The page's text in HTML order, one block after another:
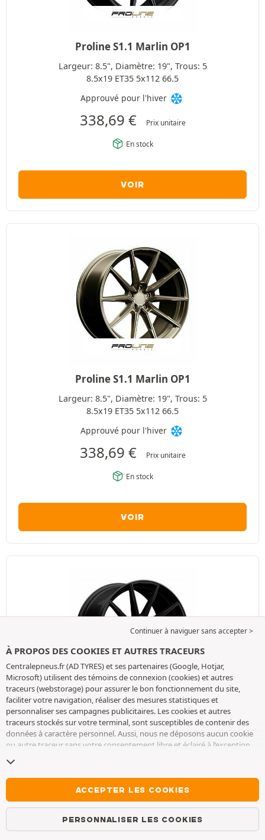
Proline S1.1 Marlin OP1
Largeur: 8.5", Diamètre: 19", Trous: 5
8.5x19 ET35 5x112 66.5
Approuvé pour l'hiver
338,69 € Prix unitaire
En stock
VOIR
Proline S1.1 Marlin OP1
Largeur: 8.5", Diamètre: 19", Trous: 5
8.5x19 ET35 5x112 66.5
Approuvé pour l'hiver
338,69 € Prix unitaire
En stock
VOIR
Proline S1.1 Marlin OP1
Largeur: 8.5", Diamètre: 19", Trous: 5
8.5x19 ET45 5x112 66.5
338,69€ Prix unitaire
En stock
Continuer à naviguer sans accepter >
À PROPOS DES COOKIES ET AUTRES TRACEURS
Centralepneus.fr (AD TYRES) et ses partenaires (Google, Hotjar,
Microsoft) utilisent des témoins de connexion (cookies) et autres
traceurs (webstorage) pour assurer le bon fonctionnement du site,
faciliter votre navigation, réaliser des mesures statistiques et
personnaliser ses campagnes publicitaires. Les cookies et autres
traceurs stockés sur votre terminal, sont susceptibles de contenir des
données à caractère personnel. Aussi, nous ne déposons aucun cookie
ou autre traceur sans votre consentement libre et éclairé à l’exception
conservons votre choix pendant 6 mois. Vous pouvez retirer votre
consentement à tout moment en vous rendant sur lapage cookies et
. Vous pouvez choisir de continuer à naviguer sans
accepter le dépôt de cookies ou autres traceurs. Le refus ne fait pas
obstacle à l’accès aux services AD TYRES. Pour plus d’informations, nous
vous invitons à consulterla page cookies et autres traceurs
ACCEPTER LES COOKIES
PERSONNALISER LES COOKIES